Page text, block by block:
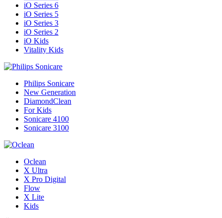
iO Series 6
iO Series 5
iO Series 3
iO Series 2
iO Kids
Vitality Kids
Philips Sonicare
New Generation
DiamondClean
For Kids
Sonicare 4100
Sonicare 3100
Oclean
X Ultra
X Pro Digital
Flow
X Lite
Kids